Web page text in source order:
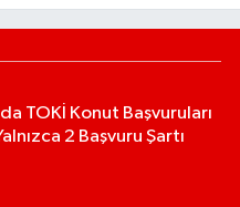
Menüsü
TOKİ Konut Başvuruları
2 Başvuru Şartı